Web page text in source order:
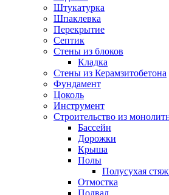
Штукатурка
Шпаклевка
Перекрытие
Септик
Стены из блоков
Кладка
Стены из Керамзитобетона
Фундамент
Цоколь
Инструмент
Строительство из
Бассейн
Дорожки
Крыша
Полы
Полусухая
Отмостка
Подвал